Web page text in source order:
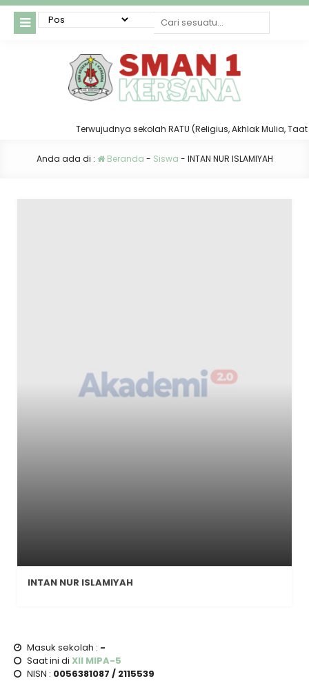
Terwujudnya sekolah RATU (Religius, Akhlak Mulia, Taat
Anda ada di : Beranda - Siswa - INTAN NUR ISLAMIYAH
INTAN NUR ISLAMIYAH
Masuk sekolah : -
Saat ini di XII MIPA-5
NISN : 0056381087 / 2115539